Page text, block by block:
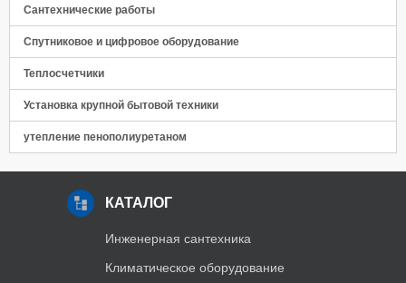
Сантехнические работы
Спутниковое и цифровое оборудование
Теплосчетчики
Установка крупной бытовой техники
утепление пенополиуретаном
КАТАЛОГ
Инженерная сантехника
Климатическое оборудование